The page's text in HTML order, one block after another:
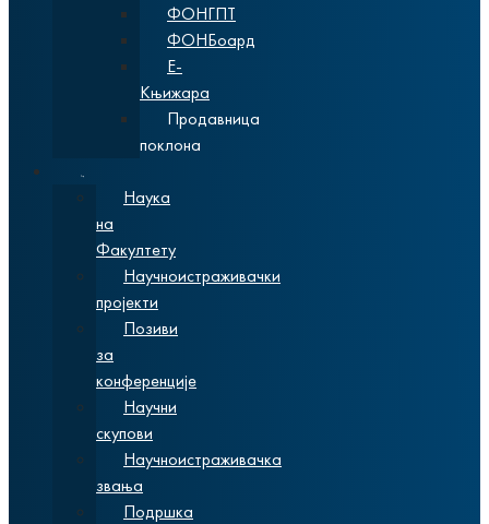
ФОНГПТ
ФОНБоард
Е-
Књижара
Продавница
поклона
Наука
на
Факултету
Научноистраживачки
пројекти
Позиви
за
конференције
Научни
скупови
Научноистраживачка
звања
Подршка